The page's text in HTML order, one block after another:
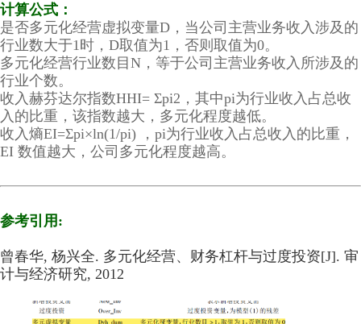
计算公式：
是否多元化经营虚拟变量D，当公司主营业务收入涉及的
行业数大于1时，D取值为1，否则取值为0。
多元化经营行业数目N，等于公司主营业务收入所涉及的
行业个数。
收入赫芬达尔指数HHI= Σpi2，其中pi为行业收入占总收
入的比重，该指数越大，多元化程度越低。
收入熵EI=Σpi×ln(1/pi) ，pi为行业收入占总收入的比重，
EI 数值越大，公司多元化程度越高。
参考引用:
曾春华, 杨兴全. 多元化经营、财务杠杆与过度投资[J]. 审
计与经济研究, 2012